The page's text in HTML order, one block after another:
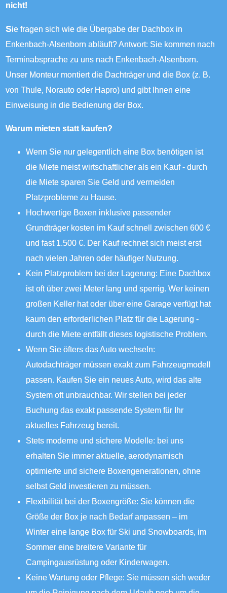
nicht!
Sie fragen sich wie die Übergabe der Dachbox in
Enkenbach-Alsenborn abläuft? Antwort: Sie kommen nach
Terminabsprache zu uns nach Enkenbach-Alsenborn.
Unser Monteur montiert die Dachträger und die Box (z. B.
von Thule, Norauto oder Hapro) und gibt Ihnen eine
Einweisung in die Bedienung der Box.
Warum mieten statt kaufen?
Wenn Sie nur gelegentlich eine Box benötigen ist
die Miete meist wirtschaftlicher als ein Kauf - durch
die Miete sparen Sie Geld und vermeiden
Platzprobleme zu Hause.
Hochwertige Boxen inklusive passender
Grundträger kosten im Kauf schnell zwischen 600 €
und fast 1.500 €. Der Kauf rechnet sich meist erst
nach vielen Jahren oder häufiger Nutzung.
Kein Platzproblem bei der Lagerung: Eine Dachbox
ist oft über zwei Meter lang und sperrig. Wer keinen
großen Keller hat oder über eine Garage verfügt hat
kaum den erforderlichen Platz für die Lagerung -
durch die Miete entfällt dieses logistische Problem.
Wenn Sie öfters das Auto wechseln:
Autodachträger müssen exakt zum Fahrzeugmodell
passen. Kaufen Sie ein neues Auto, wird das alte
System oft unbrauchbar. Wir stellen bei jeder
Buchung das exakt passende System für Ihr
aktuelles Fahrzeug bereit.
Stets moderne und sichere Modelle: bei uns
erhalten Sie immer aktuelle, aerodynamisch
optimierte und sichere Boxengenerationen, ohne
selbst Geld investieren zu müssen.
Flexibilität bei der Boxengröße: Sie können die
Größe der Box je nach Bedarf anpassen – im
Winter eine lange Box für Ski und Snowboards, im
Sommer eine breitere Variante für
Campingausrüstung oder Kinderwagen.
Keine Wartung oder Pflege: Sie müssen sich weder